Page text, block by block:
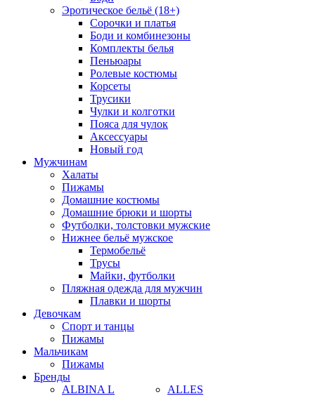
Эротическое бельё (18+)
Сорочки и платья
Боди и комбинезоны
Комплекты белья
Пеньюары
Ролевые костюмы
Корсеты
Трусики
Чулки и колготки
Пояса для чулок
Аксессуары
Новый год
Мужчинам
Халаты
Пижамы
Домашние костюмы
Домашние брюки и шорты
Футболки, толстовки мужские
Нижнее бельё мужское
Термобельё
Трусы
Майки, футболки
Пляжная одежда для мужчин
Плавки и шорты
Девочкам
Спорт и танцы
Пижамы
Мальчикам
Пижамы
Бренды
ALBINA L
ALLES